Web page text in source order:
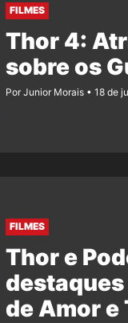
FILMES
Thor 4:
sobre os
Por Junior Morais 18 de
FILMES
Thor e
de Amor e